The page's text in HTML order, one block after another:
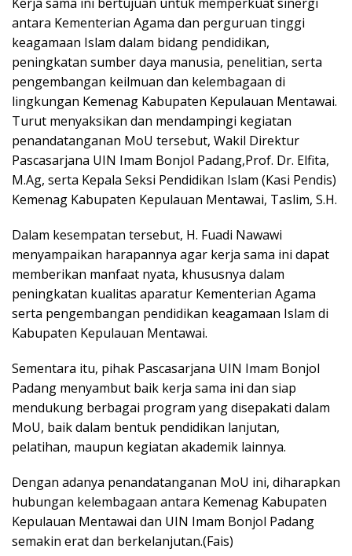
antara Kementerian Agama dan perguruan tinggi
keagamaan Islam dalam bidang pendidikan,
peningkatan sumber daya manusia, penelitian, serta
pengembangan keilmuan dan kelembagaan di
lingkungan Kemenag Kabupaten Kepulauan Mentawai.
Turut menyaksikan dan mendampingi kegiatan
penandatanganan MoU tersebut, Wakil Direktur
Pascasarjana UIN Imam Bonjol Padang,Prof. Dr. Elfita,
M.Ag, serta Kepala Seksi Pendidikan Islam (Kasi Pendis)
Kemenag Kabupaten Kepulauan Mentawai, Taslim, S.H.
Dalam kesempatan tersebut, H. Fuadi Nawawi
menyampaikan harapannya agar kerja sama ini dapat
memberikan manfaat nyata, khususnya dalam
peningkatan kualitas aparatur Kementerian Agama
serta pengembangan pendidikan keagamaan Islam di
Kabupaten Kepulauan Mentawai.
Sementara itu, pihak Pascasarjana UIN Imam Bonjol
Padang menyambut baik kerja sama ini dan siap
mendukung berbagai program yang disepakati dalam
MoU, baik dalam bentuk pendidikan lanjutan,
pelatihan, maupun kegiatan akademik lainnya.
Dengan adanya penandatanganan MoU ini, diharapkan
hubungan kelembagaan antara Kemenag Kabupaten
Kepulauan Mentawai dan UIN Imam Bonjol Padang
semakin erat dan berkelanjutan.(Fais)